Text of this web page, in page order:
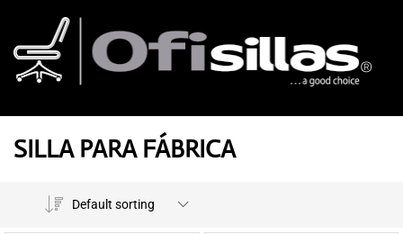
SILLA PARA FÁBRICA
Default sorting